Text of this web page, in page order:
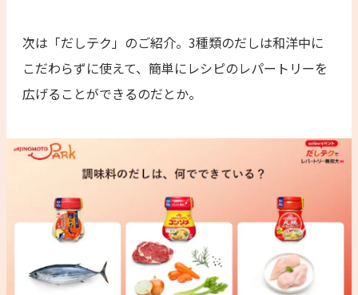
次は「だしテク」のご紹介。3種類のだしは和洋中に
こだわらずに使えて、簡単にレシピのレパートリーを
広げることができるのだとか。